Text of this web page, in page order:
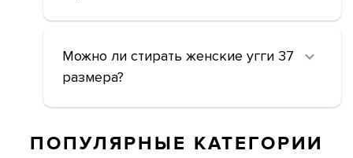
Можно ли стирать женские угги 37
размера?
ПОПУЛЯРНЫЕ КАТЕГОРИИ